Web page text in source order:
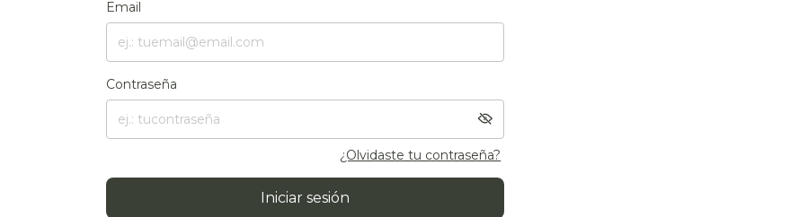
Email
Contraseña
¿Olvidaste tu contraseña?
Iniciar sesión